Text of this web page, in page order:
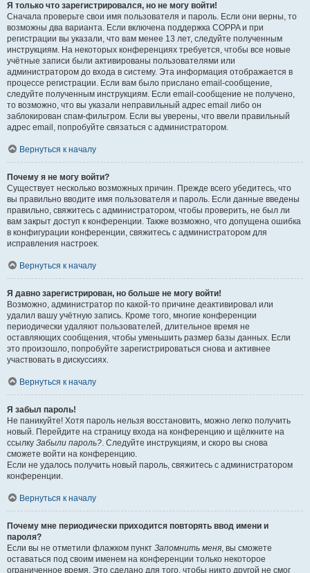
Я только что зарегистрировался, но не могу войти!
Сначала проверьте свои имя пользователя и пароль. Если они верны, то
возможны два варианта. Если включена поддержка COPPA и при
регистрации вы указали, что вам менее 13 лет, следуйте полученным
инструкциям. На некоторых конференциях требуется, чтобы все новые
учётные записи были активированы пользователями или
администратором до входа в систему. Эта информация отображается в
процессе регистрации. Если вам было прислано email-сообщение,
следуйте полученным инструкциям. Если email-сообщение не получено,
то возможно, что вы указали неправильный адрес email либо он
заблокирован спам-фильтром. Если вы уверены, что ввели правильный
адрес email, попробуйте связаться с администратором.
Вернуться к началу
Почему я не могу войти?
Существует несколько возможных причин. Прежде всего убедитесь, что
вы правильно вводите имя пользователя и пароль. Если данные введены
правильно, свяжитесь с администратором, чтобы проверить, не был ли
вам закрыт доступ к конференции. Также возможно, что допущена ошибка
в конфигурации конференции, свяжитесь с администратором для
исправления настроек.
Вернуться к началу
Я давно зарегистрирован, но больше не могу войти!
Возможно, администратор по какой-то причине деактивировал или
удалил вашу учётную запись. Кроме того, многие конференции
периодически удаляют пользователей, длительное время не
оставляющих сообщения, чтобы уменьшить размер базы данных. Если
это произошло, попробуйте зарегистрироваться снова и активнее
участвовать в дискуссиях.
Вернуться к началу
Я забыл пароль!
Не паникуйте! Хотя пароль нельзя восстановить, можно легко получить
новый. Перейдите на страницу входа на конференцию и щёлкните на
ссылку Забыли пароль?. Следуйте инструкциям, и скоро вы снова
сможете войти на конференцию.
Если не удалось получить новый пароль, свяжитесь с администратором
конференции.
Вернуться к началу
Почему мне периодически приходится повторять ввод имени и
пароля?
Если вы не отметили флажком пункт Запомнить меня, вы сможете
оставаться под своим именем на конференции только некоторое
ограниченное время. Это сделано для того, чтобы никто другой не смог